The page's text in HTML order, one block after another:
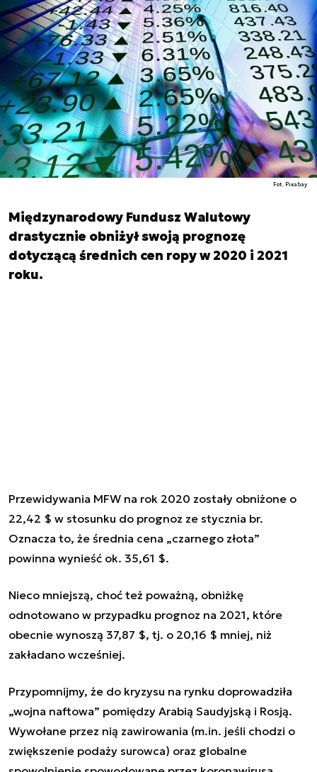
Fot. Pixabay
Międzynarodowy Fundusz Walutowy
drastycznie obniżył swoją prognozę
dotyczącą średnich cen ropy w 2020 i 2021
roku.
Przewidywania MFW na rok 2020 zostały obniżone o
22,42 $ w stosunku do prognoz ze stycznia br.
Oznacza to, że średnia cena „czarnego złota”
powinna wynieść ok. 35,61 $.
Nieco mniejszą, choć też poważną, obniżkę
odnotowano w przypadku prognoz na 2021, które
obecnie wynoszą 37,87 $, tj. o 20,16 $ mniej, niż
zakładano wcześniej.
Przypomnijmy, że do kryzysu na rynku doprowadziła
„wojna naftowa” pomiędzy Arabią Saudyjską i Rosją.
Wywołane przez nią zawirowania (m.in. jeśli chodzi o
zwiększenie podaży surowca) oraz globalne